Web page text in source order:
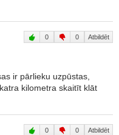
0 0 Atbildēt
ir pārlieku uzpūstas,
kilometra skaitīt klāt
0 0 Atbildēt